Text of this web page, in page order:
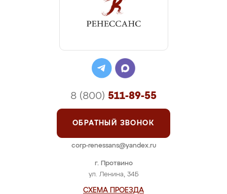
г. Протвино
ул. Ленина, 34Б
СХЕМА ПРОЕЗДА
8 (800) 511-89-55
ОБРАТНЫЙ ЗВОНОК
corp-renessans@yandex.ru